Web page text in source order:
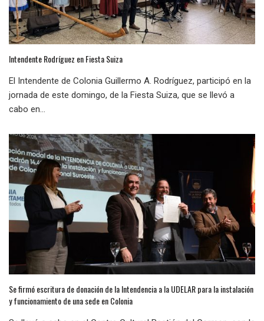
Intendente Rodríguez en Fiesta Suiza
El Intendente de Colonia Guillermo A. Rodríguez, participó en la
jornada de este domingo, de la Fiesta Suiza, que se llevó a
cabo en...
Se firmó escritura de donación de la Intendencia a la UDELAR para la instalación
y funcionamiento de una sede en Colonia